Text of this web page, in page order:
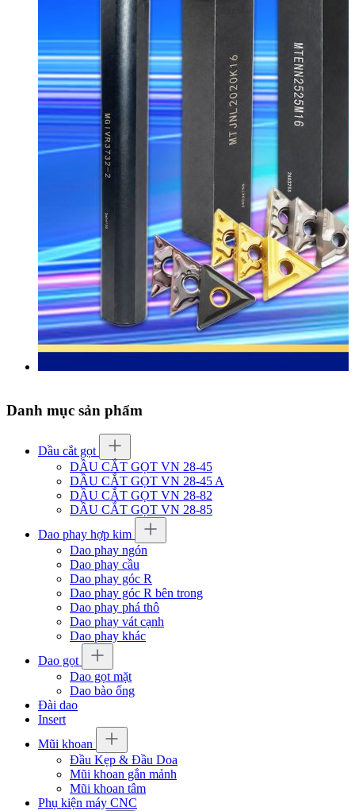
Danh mục sản phẩm
Dầu cắt gọt
DẦU CẮT GỌT VN 28-45
DẦU CẮT GỌT VN 28-45 A
DẦU CẮT GỌT VN 28-82
DẦU CẮT GỌT VN 28-85
Dao phay hợp kim
Dao phay ngón
Dao phay cầu
Dao phay góc R
Dao phay góc R bên trong
Dao phay phá thô
Dao phay vát cạnh
Dao phay khác
Dao gọt
Dao gọt mặt
Dao bào ống
Đài dao
Insert
Mũi khoan
Đầu Kẹp & Đầu Doa
Mũi khoan gắn mảnh
Mũi khoan tâm
Phụ kiện máy CNC